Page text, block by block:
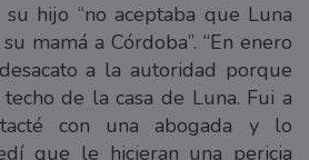
hijo “no aceptaba que Luna
mamá a Córdoba”. “En enero
a la autoridad porque
de la casa de Luna. Fui a
con una abogada y lo
que le hicieran una pericia